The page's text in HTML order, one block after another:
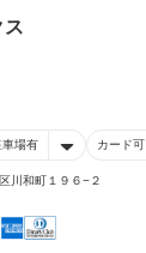
ス
車場有 カード可
川和町１９６−２